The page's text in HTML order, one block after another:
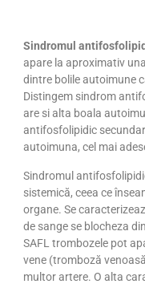
Sindromul
apare la aproximativ
dintre bolile autoimune
Distingem sindrom
are si alta boala
antifosfolipidic
autoimuna, cel mai
Sindromul
sistemică, ceea ce
organe. Se
de sange se blocheza
SAFL trombozele pot
vene (tromboză
multor artere. O alta